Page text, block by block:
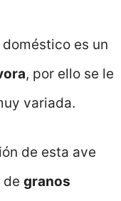
es un
, por ello se le
variada.
de esta ave
de granos